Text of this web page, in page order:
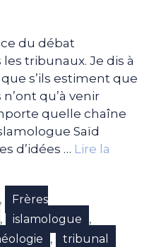
du débat
tribunaux. Je dis à
s’ils estiment que
qu’à venir
quelle chaîne
Saïd
d’idées … Lire la
,
Frères
, islamologue ,
, tribunal